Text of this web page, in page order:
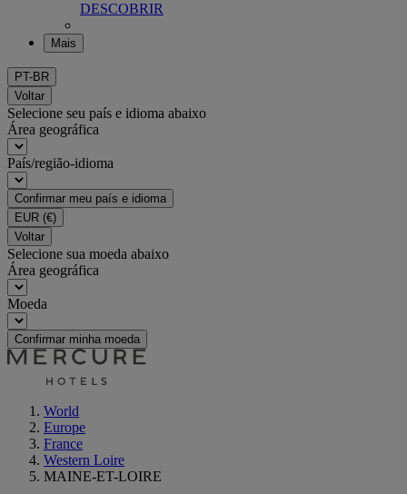
DESCOBRIR
Mais
PT-BR
Voltar
Selecione seu país e idioma abaixo
Área geográfica
País/região-idioma
Confirmar meu país e idioma
EUR (€)
Voltar
Selecione sua moeda abaixo
Área geográfica
Moeda
Confirmar minha moeda
World
Europe
France
Western Loire
MAINE-ET-LOIRE